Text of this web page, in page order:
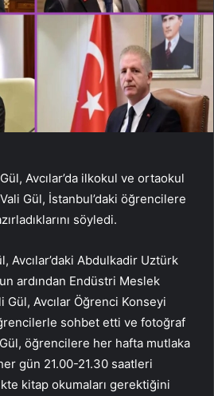
Avcılar’da ilkokul ve ortaokul
Gül, İstanbul’daki öğrencilere
söyledi.
Avcılar’daki Abdulkadir Uztürk
ardından Endüstri Meslek
Gül, Avcılar Öğrenci Konseyi
sohbet etti ve fotoğraf
öğrencilere her hafta mutlaka
gün 21.00-21.30 saatleri
kitap okumaları gerektiğini